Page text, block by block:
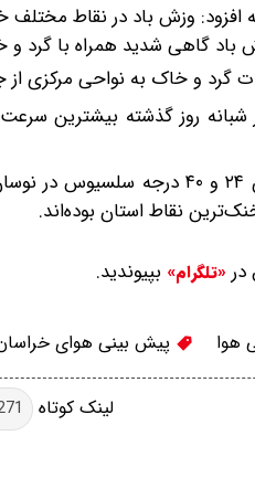
افزود: وزش باد در نقاط مختلف
گاهی شدید همراه با گرد
گرد و خاک به نواحی مرکزی
در «تلگرام» بپیوندید.
هوا پیش بینی هوای
لینک کوتاه